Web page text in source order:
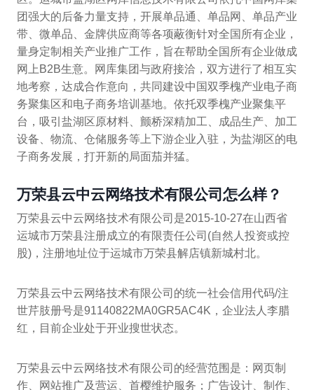
团强大的后备力量支持，开展单品通、单品网、单品产业
带、微单品、金牌供应商等各项蔽衡针对全国所有企业，
量身定制相关产业推广工作，旨在帮助全国所有企业做成
网上B2B生意。网库集团与政府接洽，双方进行了相互实
地考察，达成合作意向，共同建设中国双季槐产业电子商
务聚集区和电子商务培训基地。依托双季槐产业聚集平
台，吸引盐湖区原材料、颤桥深精加工、成品生产、加工
设备、物流、仓储服务等上下游企业入驻，为盐湖区的电
子商务发展，打开新的局面茄并猛。
万荣县云中云网络技术有限公司怎么样？
万荣县云中云网络技术有限公司是2015-10-27在山西省
运城市万荣县注册成立的有限责任公司(自然人投资或控
股)，注册地址位于运城市万荣县解店镇新城村北。
万荣县云中云网络技术有限公司的统一社会信用代码/注
世芹肢册号是91140822MA0GR5AC4K，企业法人李腊
红，目前企业处于开业搜世状态。
万荣县云中云网络技术有限公司的经营范围是：网页制
作、网站推广及营运、首樱维护服务；广告设计、制作、